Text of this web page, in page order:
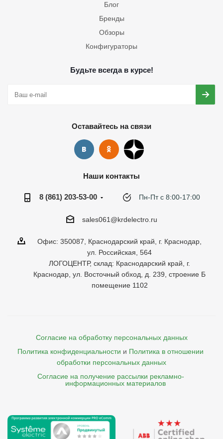
Блог
Бренды
Обзоры
Конфигураторы
Будьте всегда в курсе!
Оставайтесь на связи
Наши контакты
8 (861) 203-53-00 Пн-Пт с 8:00-17:00
sales061@krdelectro.ru
Офис: 350087, Краснодарский край, г. Краснодар,
ул. Российская, 564
ЛОГОЦЕНТР, склад: Краснодарский край, г.
Краснодар, ул. Восточный обход, д. 239, строение Б
помещение 1102
Согласие на обработку персональных данных
Политика конфиденциальности и Политика в отношении
обработки персональных данных
Согласие на получение рассылки рекламно-
    информационных материалов